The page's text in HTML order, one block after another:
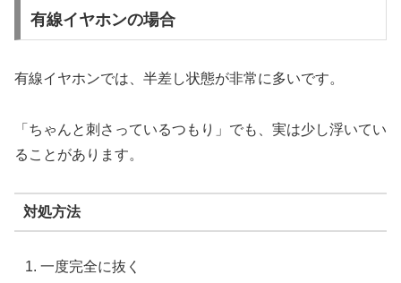
有線イヤホンの場合
有線イヤホンでは、半差し状態が非常に多いです。
「ちゃんと刺さっているつもり」でも、実は少し浮いてい
ることがあります。
対処方法
一度完全に抜く